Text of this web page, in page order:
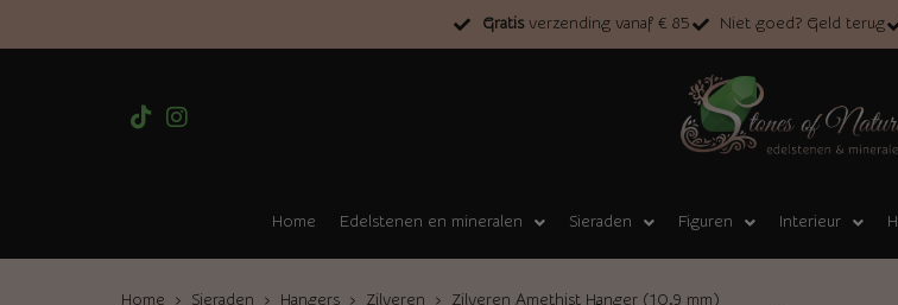
Gratisverzending vanaf € 85 Niet goed? Geld terug
Home Edelstenen en mineralen Sieraden Figuren Interieur
Home › Sieraden › Hangers › Zilveren › Zilveren Amethist Hanger (10.9 mm)